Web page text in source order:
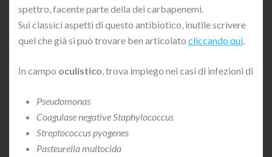
spettro, facente parte della dei carbapenemi.
Sui classici aspetti di questo antibiotico, inutile scrivere
quel che già si può trovare ben articolato cliccando qui
In campo oculistico , trova impiego nei casi di infezioni di
Pseudomonas
Coagulase negative Staphylococcus
Streptococcus pyogenes
Pasteurella multocida